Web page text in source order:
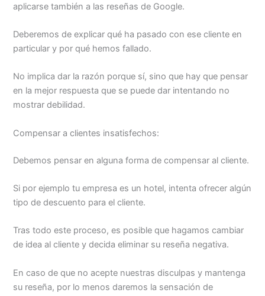
aplicarse también a las reseñas de Google.
Deberemos de explicar qué ha pasado con ese cliente en
particular y por qué hemos fallado.
No implica dar la razón porque sí, sino que hay que pensar
en la mejor respuesta que se puede dar intentando no
mostrar debilidad.
Compensar a clientes insatisfechos:
Debemos pensar en alguna forma de compensar al cliente.
Si por ejemplo tu empresa es un hotel, intenta ofrecer algún
tipo de descuento para el cliente.
Tras todo este proceso, es posible que hagamos cambiar
de idea al cliente y decida eliminar su reseña negativa.
En caso de que no acepte nuestras disculpas y mantenga
su reseña, por lo menos daremos la sensación de